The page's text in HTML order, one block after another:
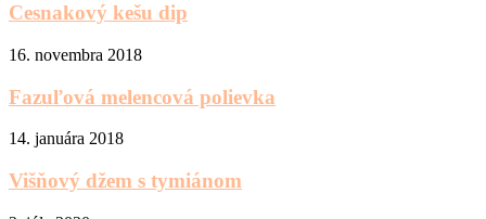
Cesnakový kešu dip
16. novembra 2018
Fazuľová melencová polievka
14. januára 2018
Višňový džem s tymiánom